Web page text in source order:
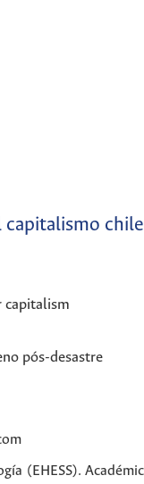
capitalismo
capitalism
pós-desastre
(EHESS).